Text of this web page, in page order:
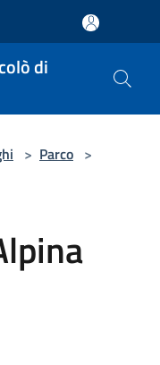
di
> Parco >